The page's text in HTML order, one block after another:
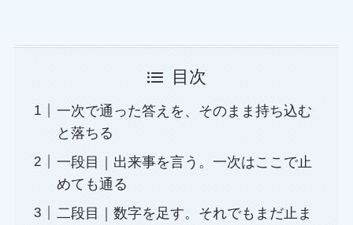
目次
一次で通った答えを、そのまま持ち込む
と落ちる
一段目｜出来事を言う。一次はここで止
めても通る
二段目｜数字を足す。それでもまだ止ま